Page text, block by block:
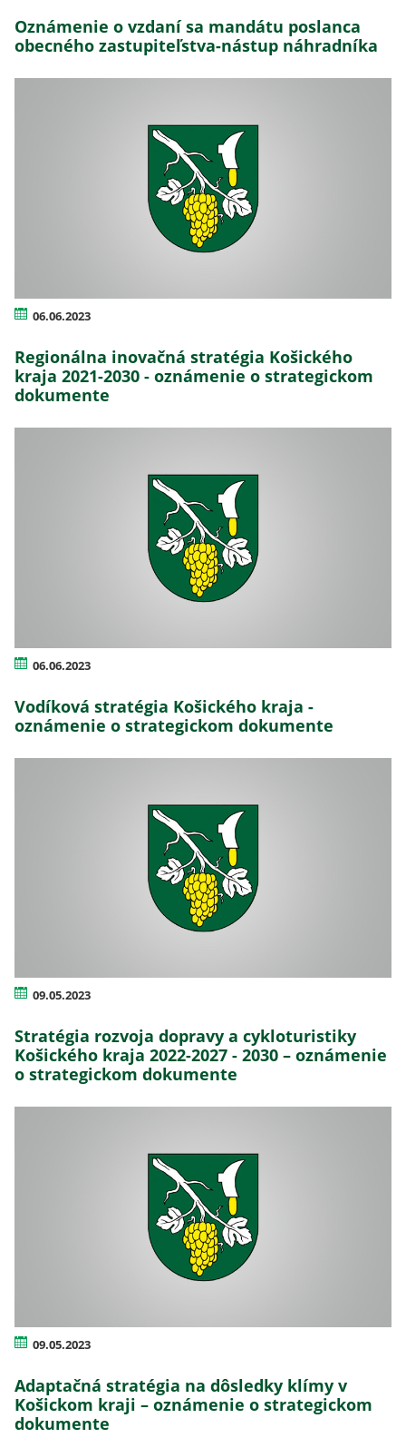
Oznámenie o vzdaní sa mandátu poslanca
obecného zastupiteľstva-nástup náhradníka
06.06.2023
Regionálna inovačná stratégia Košického
kraja 2021-2030 - oznámenie o strategickom
dokumente
06.06.2023
Vodíková stratégia Košického kraja -
oznámenie o strategickom dokumente
09.05.2023
Stratégia rozvoja dopravy a cykloturistiky
Košického kraja 2022-2027 - 2030 – oznámenie
o strategickom dokumente
09.05.2023
Adaptačná stratégia na dôsledky klímy v
Košickom kraji – oznámenie o strategickom
dokumente